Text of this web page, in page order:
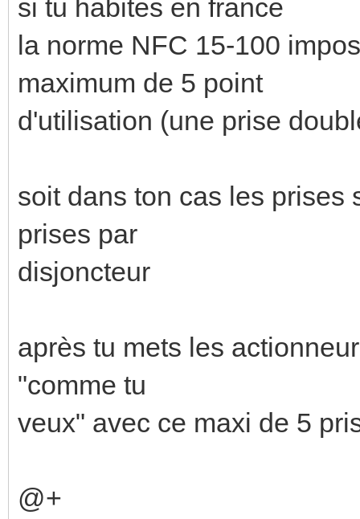
si tu habites en france
la norme NFC 15-100
maximum de 5 point
d'utilisation (une prise
soit dans ton cas les prises
prises par
disjoncteur
après tu mets les
"comme tu
veux" avec ce maxi de 5
@+